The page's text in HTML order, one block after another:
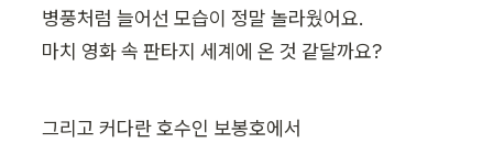
병풍처럼 늘어선 모습이 정말 놀라웠어요.
마치 영화 속 판타지 세계에 온 것 같달까요?
그리고 커다란 호수인 보봉호에서